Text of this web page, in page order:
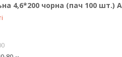
4,6*200 чорна (пач 100 шт.)